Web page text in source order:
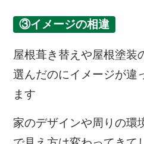
③イメージの相違
屋根葺き替えや屋根塗装
選んだのにイメージが違
ます
家のデザインや周りの環